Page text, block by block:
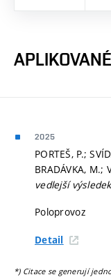
2025
PORTEŠ, P.;
BRADÁVKA, M.;
vedlejší výsledek
Poloprovoz
Detail
*) Citace se generují